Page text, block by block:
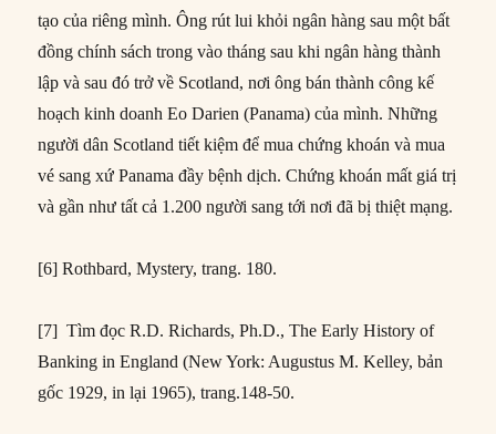
tạo của riêng mình. Ông rút lui khỏi ngân hàng sau một bất
đồng chính sách trong vào tháng sau khi ngân hàng thành
lập và sau đó trở về Scotland, nơi ông bán thành công kế
hoạch kinh doanh Eo Darien (Panama) của mình. Những
người dân Scotland tiết kiệm để mua chứng khoán và mua
vé sang xứ Panama đầy bệnh dịch. Chứng khoán mất giá trị
và gần như tất cả 1.200 người sang tới nơi đã bị thiệt mạng.
[6] Rothbard, Mystery, trang. 180.
[7] Tìm đọc R.D. Richards, Ph.D., The Early History of
Banking in England (New York: Augustus M. Kelley, bản
gốc 1929, in lại 1965), trang.148-50.